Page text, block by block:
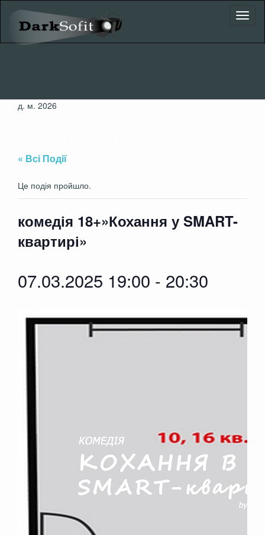
д. м. 2026
« Всі Події
Це подія пройшло.
комедія 18+»Кохання у SMART-
квартирі»
07.03.2025 19:00 - 20:30